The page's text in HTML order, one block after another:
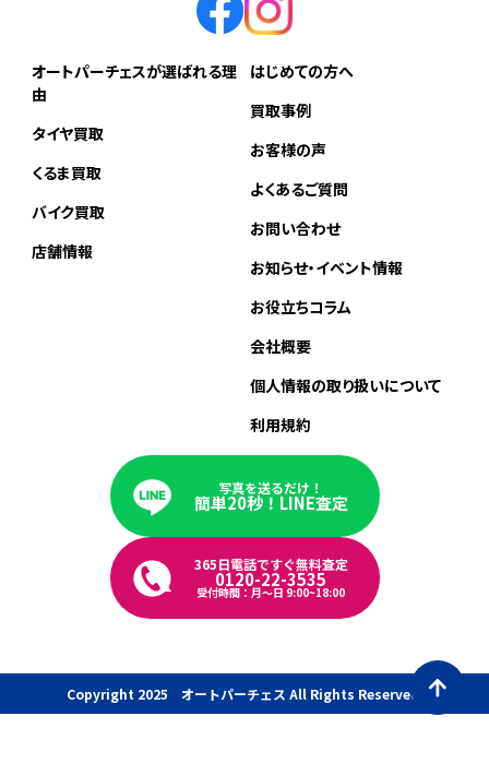
オートパーチェスが選ばれる理
由
タイヤ買取
くるま買取
バイク買取
店舗情報
はじめての方へ
買取事例
お客様の声
よくあるご質問
お問い合わせ
お知らせ・イベント情報
お役立ちコラム
会社概要
個人情報の取り扱いについて
利用規約
写真を送るだけ！
簡単20秒！LINE査定
365日電話ですぐ無料査定
0120-22-3535
受付時間：月〜日 9:00~18:00
Copyright 2025 オートパーチェス All Rights Reserved.